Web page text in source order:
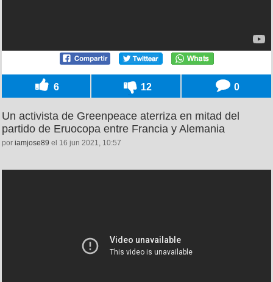
6 12 0
Un activista de Greenpeace aterriza en mitad del
partido de Eruocopa entre Francia y Alemania
por iamjose89 el 16 jun 2021, 10:57